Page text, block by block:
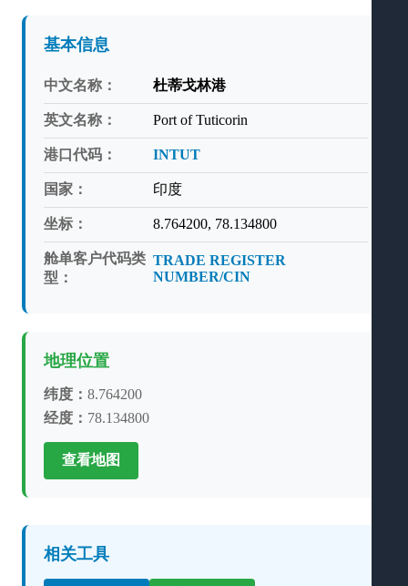
基本信息
中文名称： 杜蒂戈林港
英文名称： Port of Tuticorin
港口代码： INTUT
国家： 印度
坐标： 8.764200, 78.134800
舱单客户代码类
型：
TRADE REGISTER
NUMBER/CIN
地理位置
纬度： 8.764200
经度： 78.134800
查看地图
相关工具